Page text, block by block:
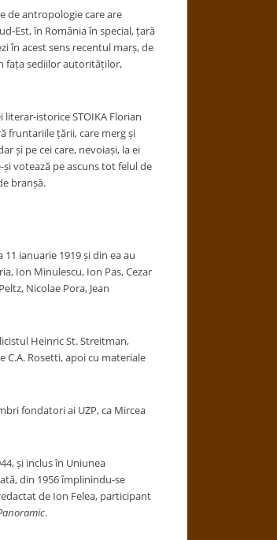
de antropologie care are
Est, în România în special, țară
în acest sens recentul marș, de
fața sediilor autorităților,
istorice STOIKA Florian
fruntariile țării, care merg și
și pe cei care, nevoiași, la ei
votează pe ascuns tot felul de
branșă.
ianuarie 1919 și din ea au
Ion Minulescu, Ion Pas, Cezar
Nicolae Pora, Jean
Heinric St. Streitman,
Rosetti, apoi cu materiale
fondatori ai UZP, ca Mircea
și inclus în Uniunea
din 1956 împlinindu-se
de Ion Felea, participant
.